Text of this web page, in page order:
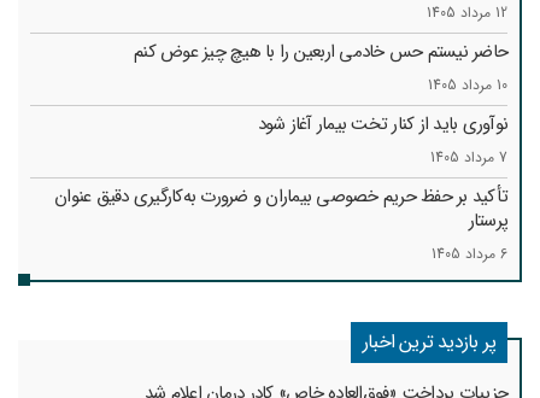
12 مرداد 1405
حاضر نیستم حس خادمی اربعین را با هیچ چیز عوض کنم
10 مرداد 1405
نوآوری باید از کنار تخت بیمار آغاز شود
7 مرداد 1405
تأکید بر حفظ حریم خصوصی بیماران و ضرورت به‌کارگیری دقیق عنوان
پرستار
6 مرداد 1405
پر بازدید ترین اخبار